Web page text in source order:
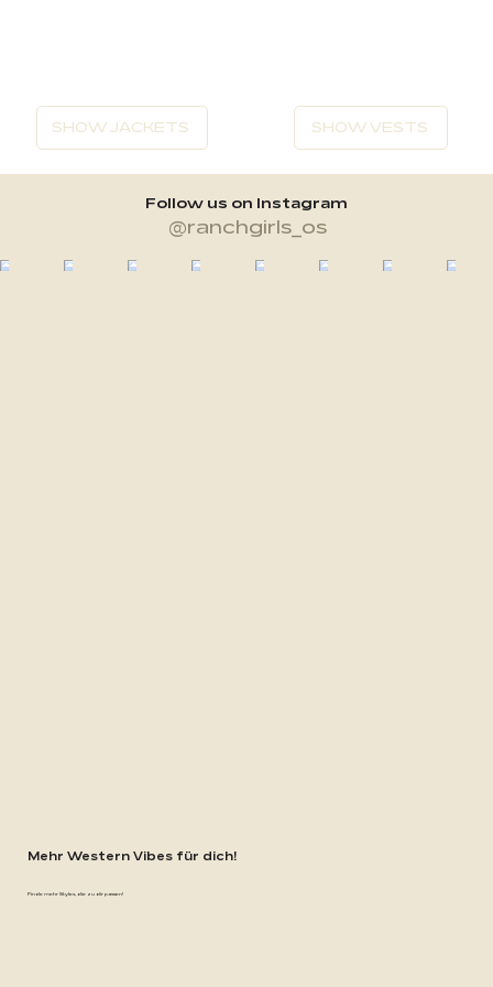
Mehr Western Vibes für dich!
Finde mehr Styles, die zu dir passen!
SHOW JACKETS SHOW VESTS
Follow us on Instagram
@ranchgirls_os